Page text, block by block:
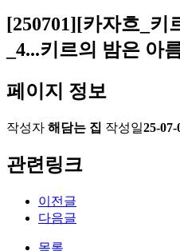
[250701][카자흐_키
_4...키르의 밤은 아
페이지 정보
작성자 해담는 집 작성일25-07-
관련링크
이전글
다음글
목록